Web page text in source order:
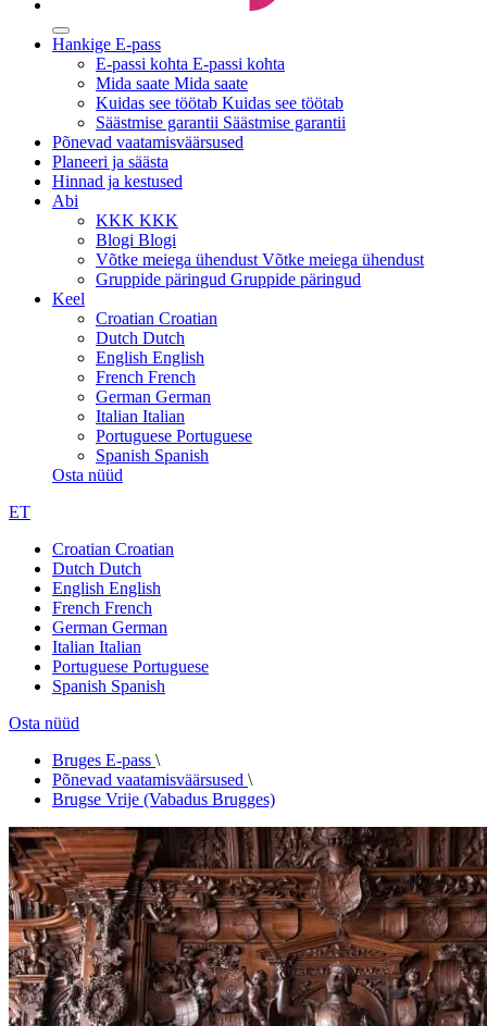
Hankige E-pass
E-passi kohta E-passi kohta
Mida saate Mida saate
Kuidas see töötab Kuidas see töötab
Säästmise garantii Säästmise garantii
Põnevad vaatamisväärsused
Planeeri ja säästa
Hinnad ja kestused
Abi
KKK KKK
Blogi Blogi
Võtke meiega ühendust Võtke meiega ühendust
Gruppide päringud Gruppide päringud
Keel
Croatian Croatian
Dutch Dutch
English English
French French
German German
Italian Italian
Portuguese Portuguese
Spanish Spanish
Osta nüüd
ET
Croatian Croatian
Dutch Dutch
English English
French French
German German
Italian Italian
Portuguese Portuguese
Spanish Spanish
Osta nüüd
Bruges E-pass \
Põnevad vaatamisväärsused \
Brugse Vrije (Vabadus Brugges)